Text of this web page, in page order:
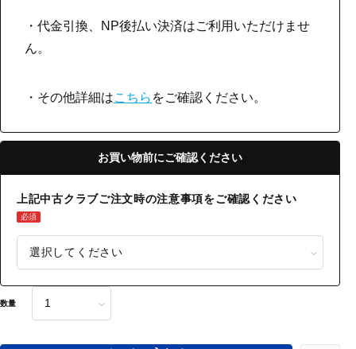
・代金引換、NP後払い決済はご利用いただけませ
ん。
・その他詳細はこちら をご確認ください。
お買い物前にご確認ください
上記中古クラブご注文時の注意事項をご確認ください
必須
数量